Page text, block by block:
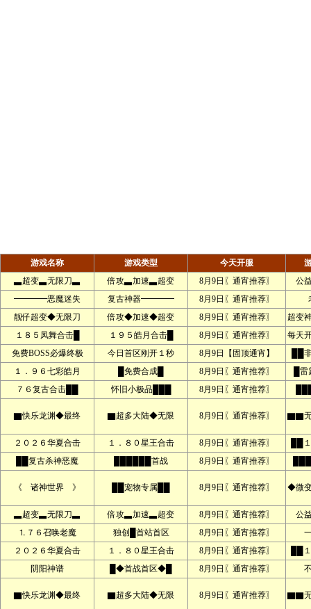
游戏名称 游戏类型 今天开服
▃超变▃无限刀▃
倍攻▃加速▃超变 8月9日〖通宵推荐〗
公
━━━━恶魔迷失
复古神器━━━━ 8月9日〖通宵推荐〗
靓仔超变◆无限刀
倍攻◆加速◆超变 8月9日〖通宵推荐〗
超变
１８５凤舞合击█
１９５皓月合击█ 8月9日〖通宵推荐〗
每天
免费BOSS必爆终极
今日首区刚开１秒 8月9日【固顶通宵】
██
１．９６七彩皓月
█免费合成█ 8月9日〖通宵推荐〗
█
７６复古合击██
怀旧小极品███ 8月9日〖通宵推荐〗
▇快乐龙渊◆最终 ▇超多大陆◆无限 8月9日〖通宵推荐〗 ▇▇
２０２６华夏合击 １．８０星王合击 8月9日〖通宵推荐〗
██
██复古杀神恶魔
██████首战 8月9日〖通宵推荐〗
《 诸神世界 》 ██宠物专属██ 8月9日〖通宵推荐〗 ◆微
▃超变▃无限刀▃ 倍攻▃加速▃超变 8月9日〖通宵推荐〗
公
⒈７６召唤老魔
独创█首站首区 8月9日〖通宵推荐〗
２０２６华夏合击
１．８０星王合击 8月9日〖通宵推荐〗
██
阴阳神谱
█◆首战首区◆█ 8月9日〖通宵推荐〗
▇快乐龙渊◆最终 ▇超多大陆◆无限 8月9日〖通宵推荐〗 ▇▇